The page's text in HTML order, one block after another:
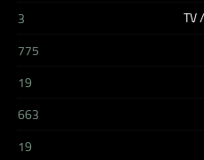
3
775
19
663
19